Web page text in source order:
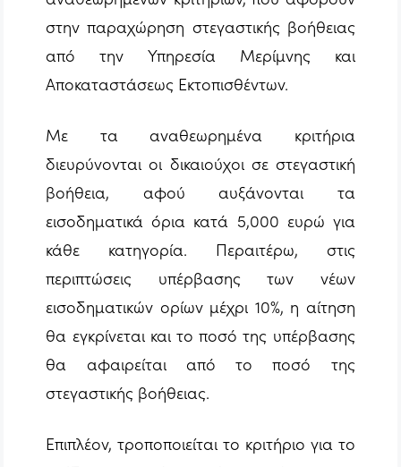
στην παραχώρηση στεγαστικής βοήθειας
από την Υπηρεσία Μερίμνης και
Αποκαταστάσεως Εκτοπισθέντων.
Με τα αναθεωρημένα κριτήρια
διευρύνονται οι δικαιούχοι σε στεγαστική
βοήθεια, αφού αυξάνονται τα
εισοδηματικά όρια κατά 5,000 ευρώ για
κάθε κατηγορία. Περαιτέρω, στις
περιπτώσεις υπέρβασης των νέων
εισοδηματικών ορίων μέχρι 10%, η αίτηση
θα εγκρίνεται και το ποσό της υπέρβασης
θα αφαιρείται από το ποσό της
στεγαστικής βοήθειας.
Επιπλέον, τροποποιείται το κριτήριο για το